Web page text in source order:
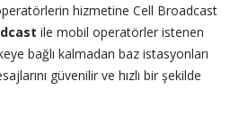
hizmetine Cell Broadcast
ile mobil operatörler istenen
bağlı kalmadan baz istasyonları
güvenilir ve hızlı bir şekilde